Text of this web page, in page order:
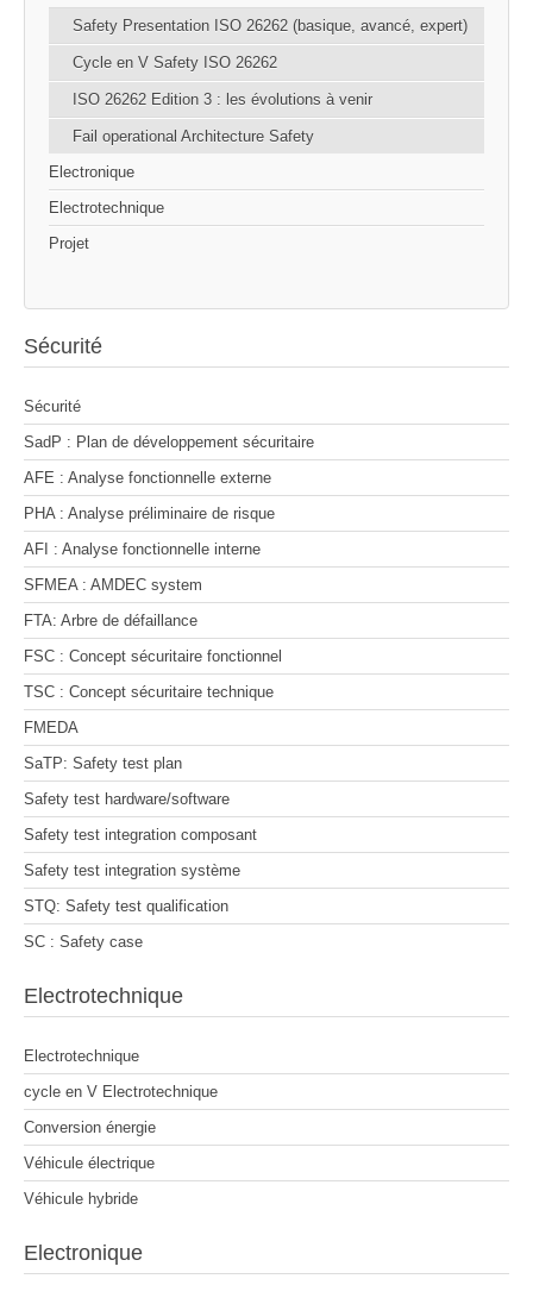
Safety Presentation ISO 26262 (basique, avancé, expert)
Cycle en V Safety ISO 26262
ISO 26262 Edition 3 : les évolutions à venir
Fail operational Architecture Safety
Electronique
Electrotechnique
Projet
Sécurité
Sécurité
SadP : Plan de développement sécuritaire
AFE : Analyse fonctionnelle externe
PHA : Analyse préliminaire de risque
AFI : Analyse fonctionnelle interne
SFMEA : AMDEC system
FTA: Arbre de défaillance
FSC : Concept sécuritaire fonctionnel
TSC : Concept sécuritaire technique
FMEDA
SaTP: Safety test plan
Safety test hardware/software
Safety test integration composant
Safety test integration système
STQ: Safety test qualification
SC : Safety case
Electrotechnique
Electrotechnique
cycle en V Electrotechnique
Conversion énergie
Véhicule électrique
Véhicule hybride
Electronique